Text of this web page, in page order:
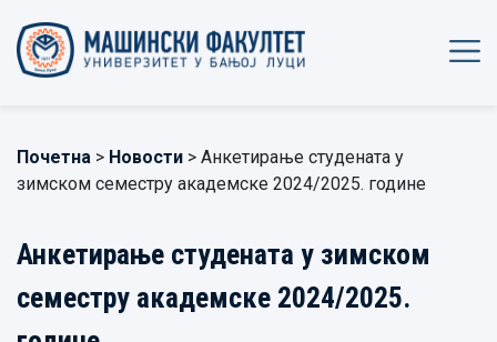
Почетна > Новости > Анкетирање студената у
зимском семестру академске 2024/2025. године
Анкетирање студената у зимском
семестру академске 2024/2025.